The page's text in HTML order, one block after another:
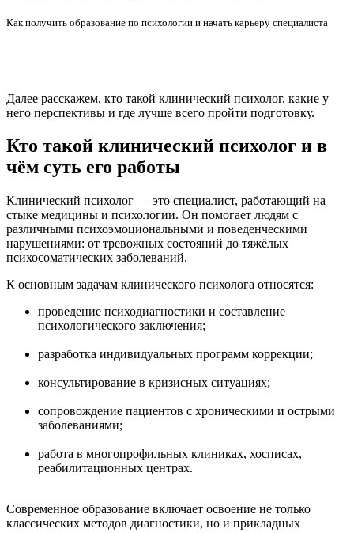
Как получить образование по психологии и начать карьеру специалиста
Далее расскажем, кто такой клинический психолог, какие у
него перспективы и где лучше всего пройти подготовку.
Кто такой клинический психолог и в
чём суть его работы
Клинический психолог — это специалист, работающий на
стыке медицины и психологии. Он помогает людям с
различными психоэмоциональными и поведенческими
нарушениями: от тревожных состояний до тяжёлых
психосоматических заболеваний.
К основным задачам клинического психолога относятся:
проведение психодиагностики и составление
психологического заключения;
разработка индивидуальных программ коррекции;
консультирование в кризисных ситуациях;
сопровождение пациентов с хроническими и острыми
заболеваниями;
работа в многопрофильных клиниках, хосписах,
реабилитационных центрах.
Современное образование включает освоение не только
классических методов диагностики, но и прикладных